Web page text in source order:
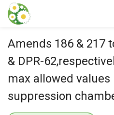
本文に飛ぶ
Amends 186 & 217
& DPR-
max allowed values
suppression